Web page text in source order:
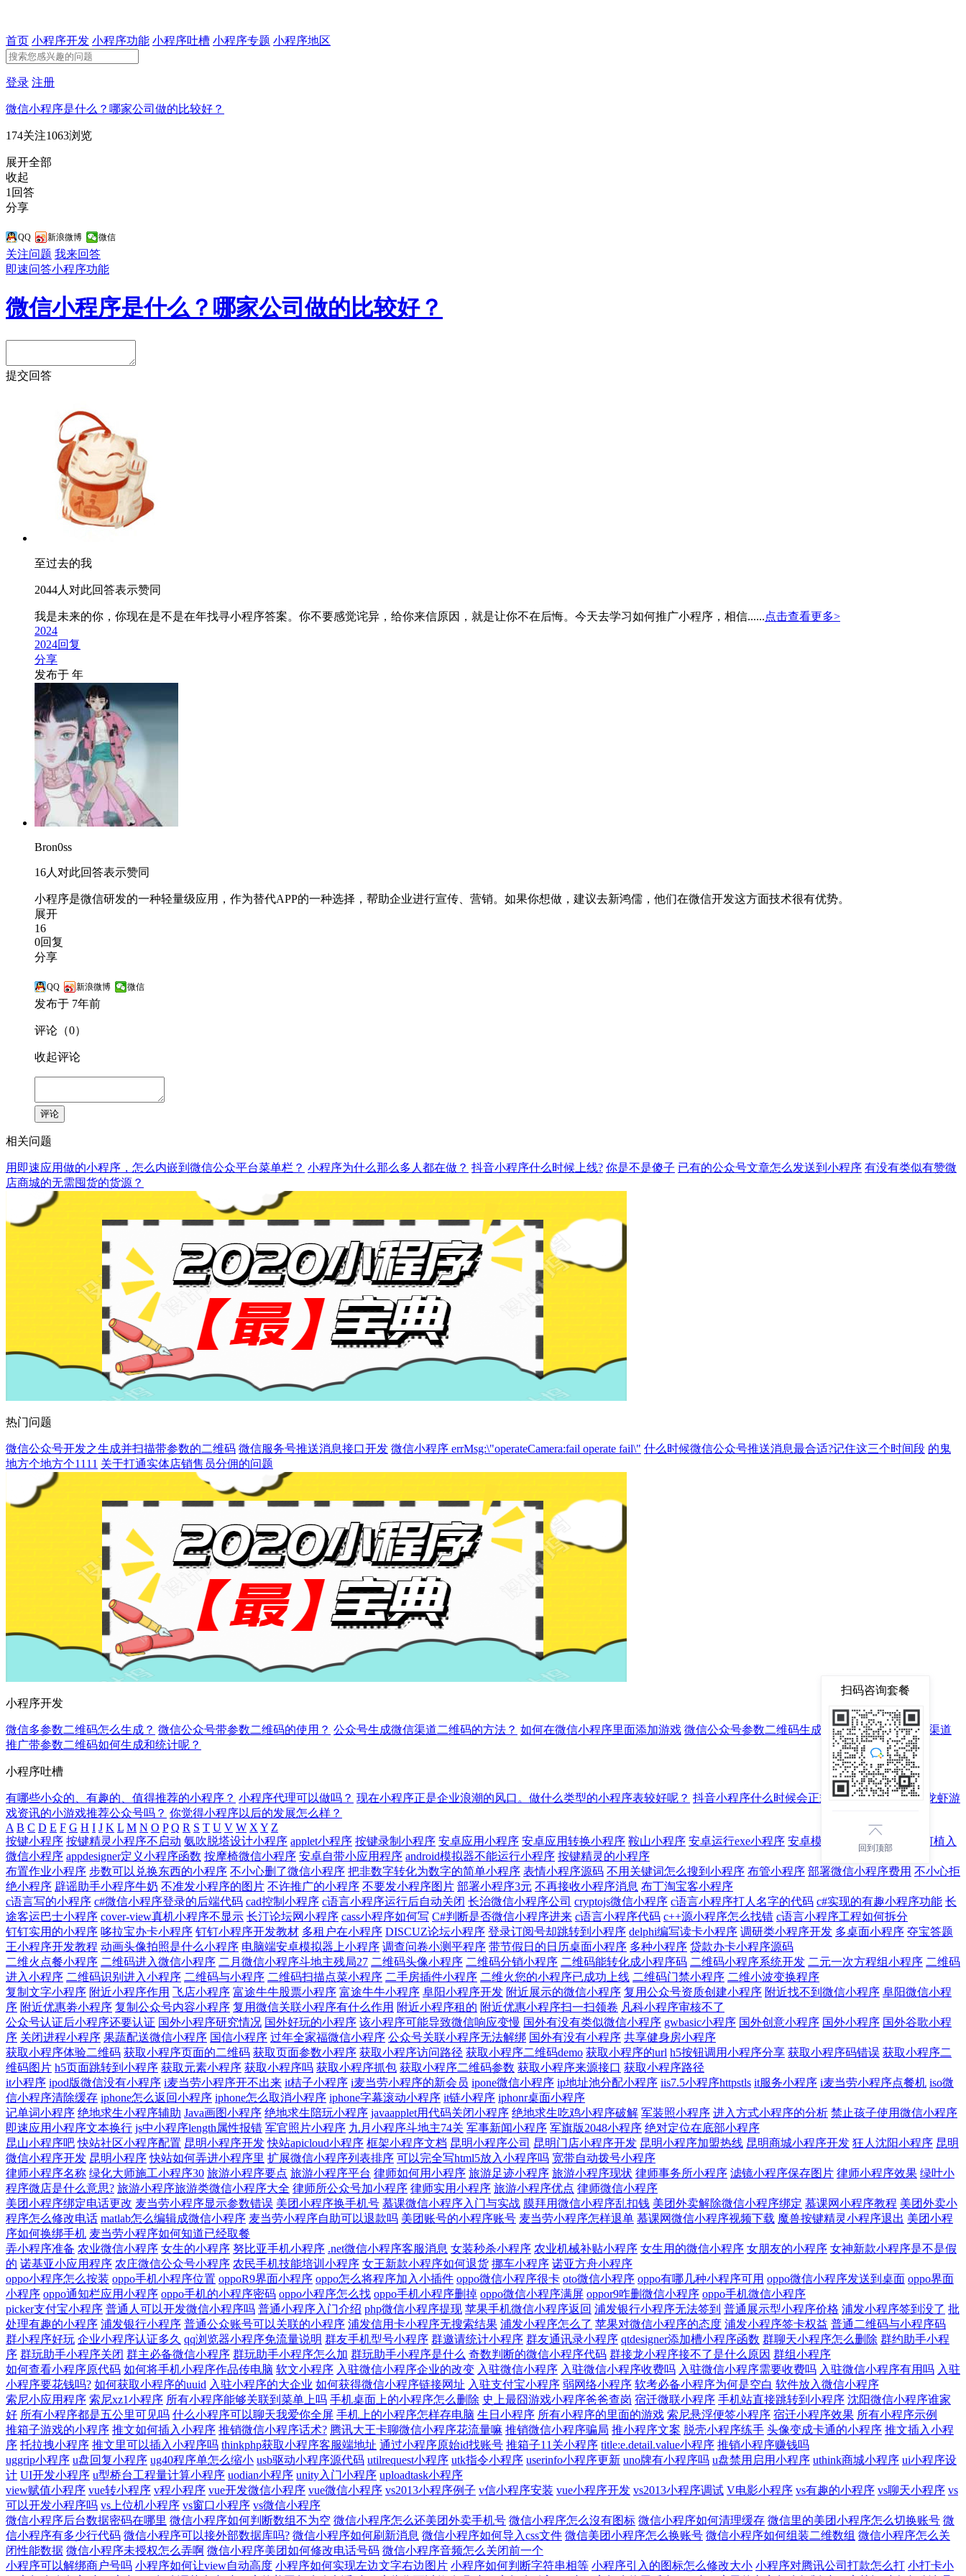
首页 小程序开发 小程序功能 小程序吐槽 小程序专题 小程序地区
登录 注册
微信小程序是什么？哪家公司做的比较好？
174关注1063浏览
展开全部
收起
1回答
分享
QQ 新浪微博 微信
关注问题 我来回答
即速问答小程序功能
微信小程序是什么？哪家公司做的比较好？
提交回答
至过去的我
2044人对此回答表示赞同
我是未来的你，你现在是不是在年找寻小程序答案。你不要感觉诧异，给你来信原因，就是让你不在后悔。今天去学习如何推广小程序，相信......点击查看更多>
2024
2024回复
分享
发布于 年
Bron0ss
16人对此回答表示赞同
小程序是微信研发的一种轻量级应用，作为替代APP的一种选择，帮助企业进行宣传、营销。如果你想做，建议去新鸿儒，他们在微信开发这方面技术很有优势。
展开
16
0回复
分享
QQ 新浪微博 微信
发布于 7年前
评论（0）
收起评论
评论
相关问题
用即速应用做的小程序，怎么内嵌到微信公众平台菜单栏？ 小程序为什么那么多人都在做？ 抖音小程序什么时候上线? 你是不是傻子 已有的公众号文章怎么发送到小程序 有没有类似有赞微
店商城的无需囤货的货源？
热门问题
微信公众号开发之生成并扫描带参数的二维码 微信服务号推送消息接口开发 微信小程序 errMsg:\"operateCamera:fail operate fail\" 什么时候微信公众号推送消息最合适?记住这三个时间段 的鬼
地方个地方个1111 关于打通实体店销售员分佣的问题
小程序开发
微信多参数二维码怎么生成？ 微信公众号带参数二维码的使用？ 公众号生成微信渠道二维码的方法？ 如何在微信小程序里面添加游戏 微信公众号参数二维码生成器使用？ 微信订阅号渠道
推广带参数二维码如何生成和统计呢？
小程序吐槽
有哪些小众的、有趣的、值得推荐的小程序？ 小程序代理可以做吗？ 现在小程序正是企业浪潮的风口。做什么类型的小程序表较好呢？ 抖音小程序什么时候会正式开放？ 有什么类似龙虾游
戏资讯的小游戏推荐公众号吗？ 你觉得小程序以后的发展怎么样？
A B C D E F G H I J K L M N O P Q R S T U V W X Y Z
按键小程序 按键精灵小程序不启动 氨吹脱塔设计小程序 applet小程序 按键录制小程序 安卓应用小程序 安卓应用转换小程序 鞍山小程序 安卓运行exe小程序 安卓模拟器挂小程序
app如何植入
微信小程序 appdesigner定义小程序函数 按摩椅微信小程序 安卓自带小应用程序 android模拟器不能运行小程序 按键精灵的小程序
布置作业小程序 步数可以兑换东西的小程序 不小心删了微信小程序 把非数字转化为数字的简单小程序 表情小程序源码 不用关键词怎么搜到小程序 布管小程序 部署微信小程序费用 不小心拒
绝小程序 辟谣助手小程序牛奶 不准发小程序的图片 不许推广的小程序 不要发小程序图片 部署小程序3元 不再接收小程序消息 布丁淘宝客小程序
c语言写的小程序 c#微信小程序登录的后端代码 cad控制小程序 c语言小程序运行后自动关闭 长治微信小程序公司 cryptojs微信小程序 c语言小程序打人名字的代码 c#实现的有趣小程序功能 长
途客运巴士小程序 cover-view真机小程序不显示 长汀论坛网小程序 cass小程序如何写 C#判断是否微信小程序进来 c语言小程序代码 c++源小程序怎么找错 c语言小程序工程如何拆分
钉钉实用的小程序 哆拉宝办卡小程序 钉钉小程序开发教材 多租户在小程序 DISCUZ论坛小程序 登录订阅号却跳转到小程序 delphi编写读卡小程序 调研类小程序开发 多桌面小程序 夺宝答题
王小程序开发教程 动画头像拍照是什么小程序 电脑端安卓模拟器上小程序 调查问卷小测平程序 带节假日的日历桌面小程序 多种小程序 贷款办卡小程序源码
二维火点餐小程序 二维码进入微信小程序 二月微信小程序斗地主残局27 二维码头像小程序 二维码分销小程序 二维码能转化成小程序码 二维码小程序系统开发 二元一次方程组小程序 二维码
进入小程序 二维码识别进入小程序 二维码与小程序 二维码扫描点菜小程序 二手房插件小程序 二维火您的小程序已成功上线 二维码门禁小程序 二维小波变换程序
复制文字小程序 附近小程序作用 飞店小程序 富途牛牛股票小程序 富途牛牛小程序 阜阳小程序开发 附近展示的微信小程序 复用公众号资质创建小程序 附近找不到微信小程序 阜阳微信小程
序 附近优惠劵小程序 复制公众号内容小程序 复用微信关联小程序有什么作用 附近小程序租的 附近优惠小程序扫一扫领卷 凡科小程序审核不了
公众号认证后小程序还要认证 国外小程序研究情况 国外好玩的小程序 该小程序可能导致微信响应变慢 国外有没有类似微信小程序 gwbasic小程序 国外创意小程序 国外小程序 国外谷歌小程
序 关闭进程小程序 果蔬配送微信小程序 国信小程序 过年全家福微信小程序 公众号关联小程序无法解绑 国外有没有小程序 共享健身房小程序
获取小程序体验二维码 获取小程序页面的二维码 获取页面参数小程序 获取小程序访问路径 获取小程序二维码demo 获取小程序的url h5按钮调用小程序分享 获取小程序码错误 获取小程序二
维码图片 h5页面跳转到小程序 获取元素小程序 获取小程序吗 获取小程序抓包 获取小程序二维码参数 获取小程序来源接口 获取小程序路径
it小程序 ipod版微信没有小程序 i麦当劳小程序开不出来 it桔子小程序 i麦当劳小程序的新会员 ipone微信小程序 ip地址池分配小程序 iis7.5小程序httpstls it服务小程序 i麦当劳小程序点餐机 iso微
信小程序清除缓存 iphone怎么返回小程序 iphone怎么取消小程序 iphone字幕滚动小程序 it链小程序 iphonr桌面小程序
记单词小程序 绝地求生小程序辅助 Java画图小程序 绝地求生陪玩小程序 javaapplet用代码关闭小程序 绝地求生吃鸡小程序破解 军装照小程序 进入方式小程序的分析 禁止孩子使用微信小程序
即速应用小程序文本换行 js中小程序length属性报错 军官照片小程序 九月小程序斗地主74关 军事新闻小程序 军旗版2048小程序 绝对定位在底部小程序
昆山小程序吧 快站社区小程序配置 昆明小程序开发 快站apicloud小程序 框架小程序文档 昆明小程序公司 昆明门店小程序开发 昆明小程序加盟热线 昆明商城小程序开发 狂人沈阳小程序 昆明
微信小程序开发 昆明小程序 快站如何弄进小程序里 扩展微信小程序列表排序 可以完全写html5放入小程序吗 宽带自动拨号小程序
律师小程序名称 绿化大师施工小程序30 旅游小程序要点 旅游小程序平台 律师如何用小程序 旅游足迹小程序 旅游小程序现状 律师事务所小程序 滤镜小程序保存图片 律师小程序效果 绿叶小
程序微店是什么意思? 旅游小程序旅游类微信小程序大全 律师所公众号加小程序 律师实用小程序 旅游小程序优点 律师微信小程序
美团小程序绑定电话更改 麦当劳小程序显示参数错误 美团小程序换手机号 慕课微信小程序入门与实战 膜拜用微信小程序乱扣钱 美团外卖解除微信小程序绑定 慕课网小程序教程 美团外卖小
程序怎么修改电话 matlab怎么编辑成微信小程序 麦当劳小程序自助可以退款吗 美团账号的小程序账号 麦当劳小程序怎样退单 慕课网微信小程序视频下载 魔兽按键精灵小程序退出 美团小程
序如何换绑手机 麦当劳小程序如何知道已经取餐
弄小程序准备 农业微信小程序 女生的小程序 努比亚手机小程序 .net微信小程序客服消息 女装秒杀小程序 农业机械补贴小程序 女生用的微信小程序 女朋友的小程序 女神新款小程序是不是假
的 诺基亚小应用程序 农庄微信公众号小程序 农民手机技能培训小程序 女王新款小程序如何退货 挪车小程序 诺亚方舟小程序
oppo小程序怎么按装 oppo手机小程序位置 oppoR9界面小程序 oppo怎么将程序加入小插件 oppo微信小程序很卡 oto微信小程序 oppo有哪几种小程序可用 oppo微信小程序发送到桌面 oppo界面
小程序 oppo通知栏应用小程序 oppo手机的小程序密码 oppo小程序怎么找 oppo手机小程序删掉 oppo微信小程序满屏 oppor9咋删微信小程序 oppo手机微信小程序
picker支付宝小程序 普通人可以开发微信小程序吗 普通小程序入门介绍 php微信小程序提现 苹果手机微信小程序返回 浦发银行小程序无法签到 普通展示型小程序价格 浦发小程序签到没了 批
处理有趣的小程序 浦发银行小程序 普通公众账号可以关联的小程序 浦发信用卡小程序无搜索结果 浦发小程序怎么了 苹果对微信小程序的态度 浦发小程序签卡权益 普通二维码与小程序码
群小程序好玩 企业小程序认证多久 qq浏览器小程序免流量说明 群友手机型号小程序 群邀请统计小程序 群友通讯录小程序 qtdesigner添加槽小程序函数 群聊天小程序怎么删除 群约助手小程
序 群玩助手小程序关闭 群主必备微信小程序 群玩助手小程序怎么加 群玩助手小程序是什么 奇数判断的微信小程序代码 群接龙小程序接不了是什么原因 群组小程序
如何查看小程序原代码 如何将手机小程序作品传电脑 软文小程序 入驻微信小程序企业的改变 入驻微信小程序 入驻微信小程序收费吗 入驻微信小程序需要收费吗 入驻微信小程序有用吗 入驻
小程序要花钱吗? 如何获取小程序的uuid 入驻小程序的大企业 如何获得微信小程序链接网址 入驻支付宝小程序 弱网络小程序 软考必备小程序为何是空白 软件放入微信小程序
索尼小应用程序 索尼xz1小程序 所有小程序能够关联到菜单上吗 手机桌面上的小程序怎么删除 史上最囧游戏小程序爸爸查岗 宿迁微联小程序 手机站直接跳转到小程序 沈阳微信小程序谁家
好 所有小程序都是五公里可见吗 什么小程序可以聊天我爱你全屏 手机上的小程序怎样存电脑 生日小程序 所有小程序的里面的游戏 索尼悬浮便签小程序 宿迁小程序效果 所有小程序示例
推箱子游戏的小程序 推文如何插入小程序 推销微信小程序话术? 腾讯大王卡聊微信小程序花流量嘛 推销微信小程序骗局 推小程序文案 脱壳小程序练手 头像变成卡通的小程序 推文插入小程
序 托拉拽小程序 推文里可以插入小程序吗 thinkphp获取小程序客服端地址 通过小程序原始id找账号 推箱子11关小程序 title:e.detail.value小程序 推销小程序赚钱吗
uggrip小程序 u盘回复小程序 ug40程序单怎么缩小 usb驱动小程序源代码 utilrequest小程序 utk指令小程序 userinfo小程序更新 uno牌有小程序吗 u盘禁用启用小程序 uthink商城小程序 ui小程序设
计 UI开发小程序 u型桥台工程量计算小程序 uodian小程序 unity入门小程序 uploadtask小程序
view赋值小程序 vue转小程序 v程小程序 vue开发微信小程序 vue微信小程序 vs2013小程序例子 v信小程序安装 vue小程序开发 vs2013小程序调试 V电影小程序 vs有趣的小程序 vs聊天小程序 vs
可以开发小程序吗 vs上位机小程序 vs窗口小程序 vs微信小程序
微信小程序后台数据密码在哪里 微信小程序如何判断数组不为空 微信小程序怎么还美团外卖手机号 微信小程序怎么沒有图标 微信小程序如何清理缓存 微信里的美团小程序怎么切换账号 微
信小程序有多少行代码 微信小程序可以接外部数据库吗? 微信小程序如何刷新消息 微信小程序如何导入css文件 微信美团小程序怎么换账号 微信小程序如何组装二维数组 微信小程序怎么关
闭性能数据 微信小程序未授权怎么弄啊 微信小程序美团如何修改电话号码 微信小程序音频怎么关闭前一个
小程序可以解绑商户号吗 小程序如何让view自动高度 小程序如何实现左边文字右边图片 小程序如何判断字符串相等 小程序引入的图标怎么修改大小 小程序对腾讯公司打款怎么打 小打卡小
扫码咨询套餐
回到顶部